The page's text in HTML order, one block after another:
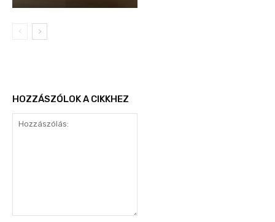
HOZZÁSZÓLOK A CIKKHEZ